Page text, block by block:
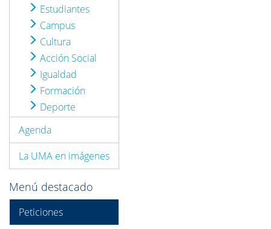
Estudiantes
Campus
Cultura
Acción Social
Igualdad
Formación
Deporte
Agenda
La UMA en imágenes
Menú destacado
Peticiones